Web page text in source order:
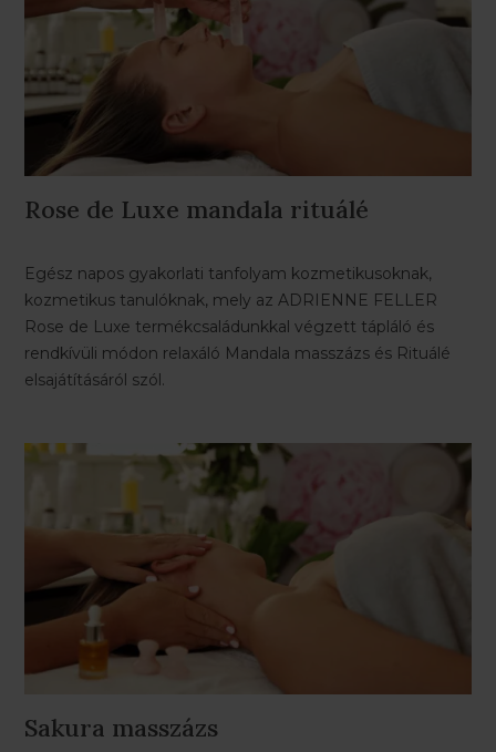
Rose de Luxe mandala rituálé
Egész napos gyakorlati tanfolyam kozmetikusoknak,
kozmetikus tanulóknak, mely az ADRIENNE FELLER
Rose de Luxe termékcsaládunkkal végzett tápláló és
rendkívüli módon relaxáló Mandala masszázs és Rituálé
elsajátításáról szól.
Sakura masszázs